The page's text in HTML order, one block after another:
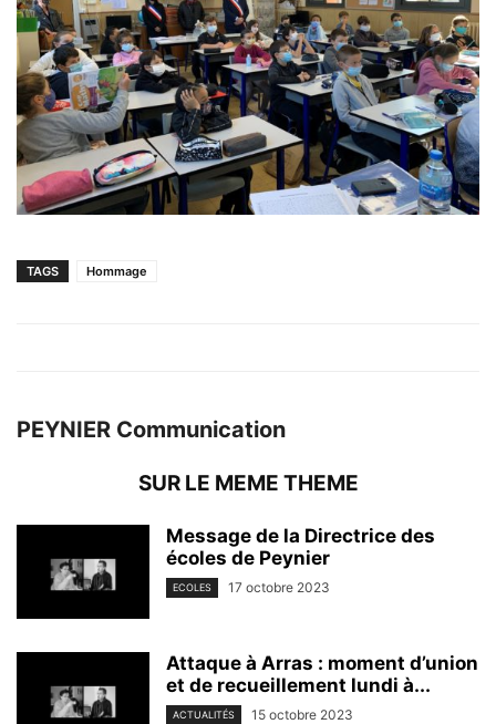
TAGS Hommage
PEYNIER Communication
SUR LE MEME THEME
Message de la Directrice des
écoles de Peynier
ECOLES 17 octobre 2023
Attaque à Arras : moment d’union
et de recueillement lundi à...
ACTUALITÉS 15 octobre 2023